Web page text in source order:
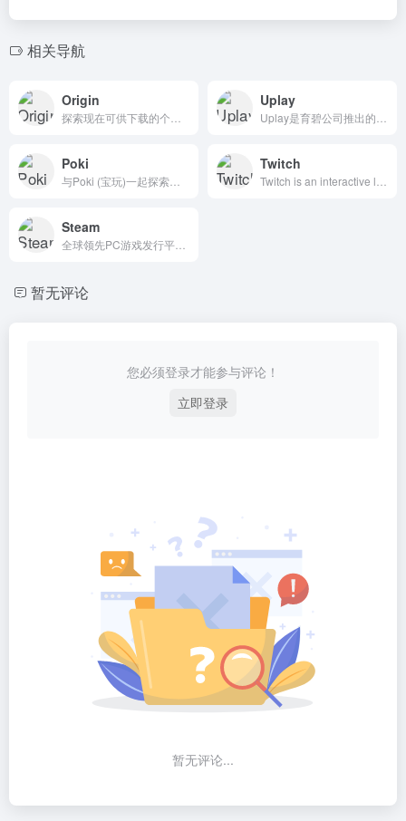
相关导航
Origin Uplay
Poki Twitch
Steam
暂无评论
您必须登录才能参与评论！
立即登录
暂无评论...